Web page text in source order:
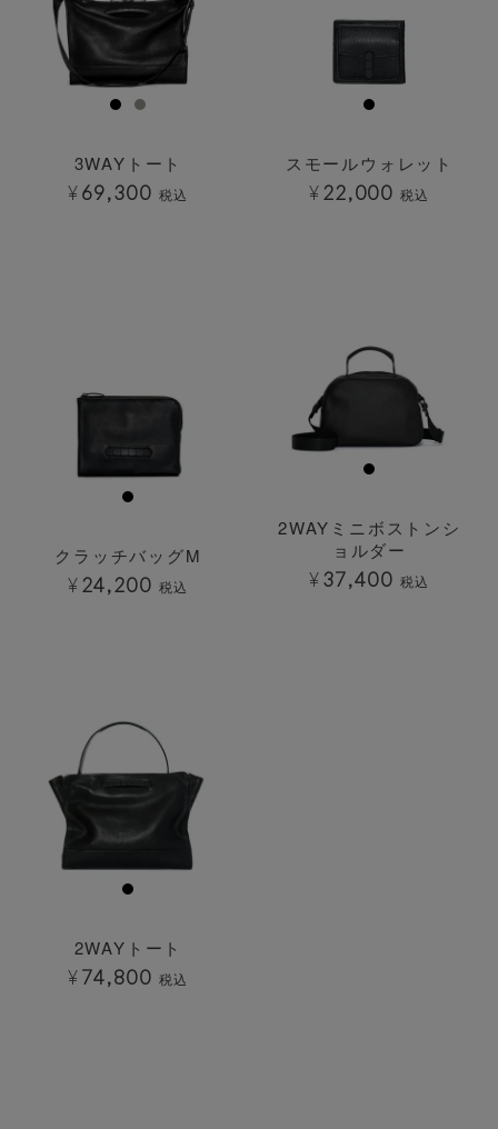
3WAYトート
¥69,300 税込
スモールウォレット
¥ 22,000 税込
クラッチバッグM
¥ 24,200 税込
2WAYミニボストンシ
ョルダー
¥37,400 税込
2WAYトート
¥74,800 税込